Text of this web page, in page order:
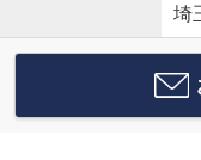
埼